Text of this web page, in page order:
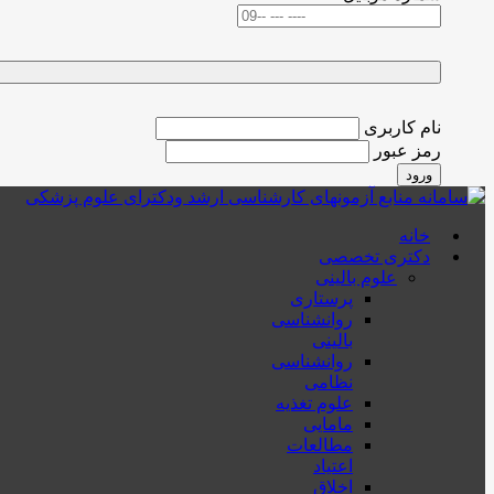
نام کاربری
رمز عبور
ورود
خانه
دکتری تخصصی
علوم بالینی
پرستاری
روانشناسی
بالینی
روانشناسی
نظامی
علوم تغذیه
مامایی
مطالعات
اعتیاد
اخلاق